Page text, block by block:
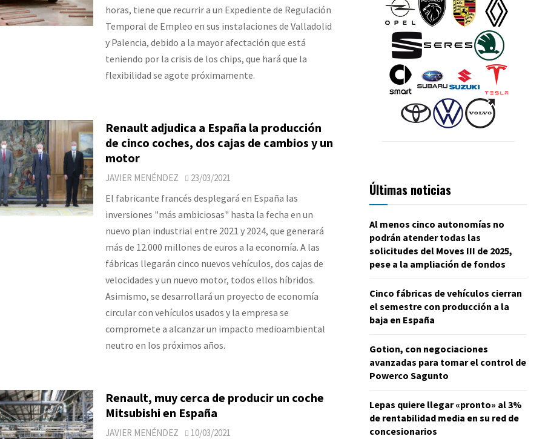
horas, tiene que recurrir a un Expediente de Regulación
Temporal de Empleo en sus instalaciones de Valladolid
y Palencia, debido a la mayor afectación que está
teniendo por la crisis de los chips, que hará que la
flexibilidad se agote próximamente.
Renault adjudica a España la producción
de cinco coches, dos cajas de cambios y un
motor
JAVIER MENÉNDEZ 23/03/2021
El fabricante francés desplegará en España las
inversiones "más ambiciosas" hasta la fecha en un
nuevo plan industrial entre 2021 y 2024, que generará
más de 12.000 millones de euros a la economía. A las
fábricas llegarán cinco nuevos vehículos, dos cajas de
velocidades y un nuevo motor, todos ellos híbridos.
Asimismo, se desarrollará un proyecto de economía
circular con vehículos usados y la empresa se
compromete a alcanzar un impacto medioambiental
neutro en los próximos años.
Renault, muy cerca de producir un coche
Mitsubishi en España
JAVIER MENÉNDEZ 10/03/2021
Últimas noticias
Al menos cinco autonomías no
podrán atender todas las
solicitudes del Moves III de 2025,
pese a la ampliación de fondos
Cinco fábricas de vehículos cierran
el semestre con producción a la
baja en España
Gotion, con negociaciones
avanzadas para tomar el control de
Powerco Sagunto
Lepas quiere llegar «pronto» al 3%
de rentabilidad media en su red de
concesionarios